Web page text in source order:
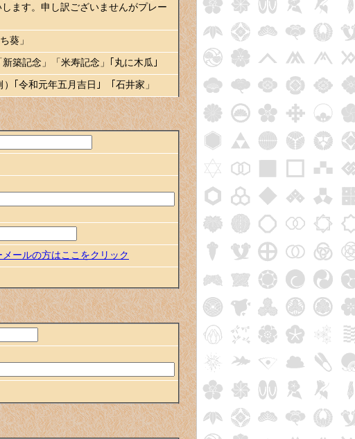
ます。申し訳ございませんがプレー
葵」
築記念」「米寿記念」｢丸に木瓜｣
｢令和元年五月吉日｣ ｢石井家」
ールの方はここをクリック